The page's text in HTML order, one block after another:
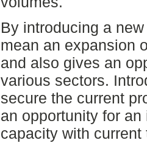
By introducing a
mean an expansion
and also gives an
various sectors.
secure the current
an opportunity for
capacity with